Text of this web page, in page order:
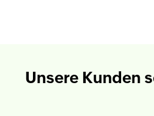
Unsere Kunden